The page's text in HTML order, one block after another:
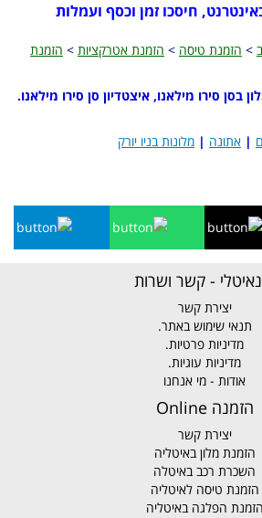
חיסכו זמן וכסף ועמלות
> הזמנת טיסה > הזמנת אטרקציות > הזמנת
בסן סירו מילאנו, איצטדיון סן סירו מילאנו.
| אתונה | מלונות בניו יורק
- קשר ושרות
יצירת קשר
תנאי שימוש באתר.
מדיניות פרטיות.
מדיניות עוגיות.
אודות - מי אנחנו
הזמנה Online
יצירת קשר
הזמנת מלון באיטליה
השכרת רכב באיטלה
הזמנת טיסה לאיטליה
הזמנת הפלגה באיטליה